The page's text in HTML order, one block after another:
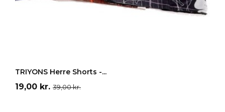
TRIYONS Herre Shorts -...
Pris
19,00 kr. Normalpris
39,00 kr.